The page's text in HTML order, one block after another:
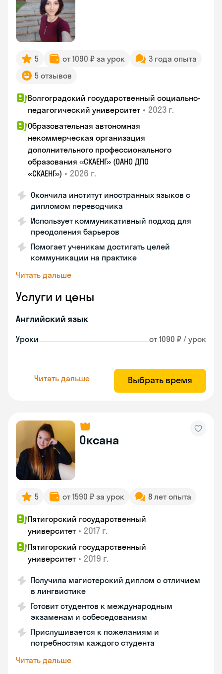
5 от 1090 ₽ за урок
3 года опыта
5 отзывов
Волгоградский государственный социально-
педагогический университет • 2023 г.
Образовательная автономная
некоммерческая организация
дополнительного профессионального
образования «СКАЕНГ» (ОАНО ДПО
«СКАЕНГ») • 2026 г.
Окончила институт иностранных языков с
дипломом переводчика
Использует коммуникативный подход для
преодоления барьеров
Помогает ученикам достигать целей
коммуникации на практике
Читать дальше
Услуги и цены
Английский язык
Уроки от 1090 ₽ / урок
Читать дальше Выбрать время
Оксана
5 от 1590 ₽ за урок 8 лет опыта
Пятигорский государственный
университет • 2017 г.
Пятигорский государственный
университет • 2019 г.
Получила магистерский диплом с отличием
в лингвистике
Готовит студентов к международным
экзаменам и собеседованиям
Прислушивается к пожеланиям и
потребностям каждого студента
Читать дальше